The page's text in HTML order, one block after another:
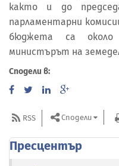
както и до
парламентарни
бюджета са
министърът на
Сподели в:
RSS Сподели
Пресцентър